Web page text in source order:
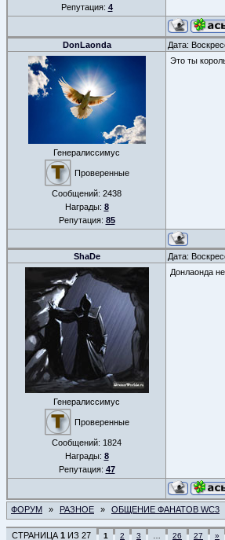
Репутация: 4
DonLaonda Дата:
Генералиссимус
Проверенные
Сообщений: 2438
Награды: 8
Репутация: 85
Это ты
ShaDe Дата:
Генералиссимус
Проверенные
Сообщений: 1824
Награды: 8
Репутация: 47
Донлаонда
ФОРУМ » РАЗНОЕ » ОБЩЕНИЕ ФАНАТОВ WC3
СТРАНИЦА 1 ИЗ 27 1 2 3 26 27 »